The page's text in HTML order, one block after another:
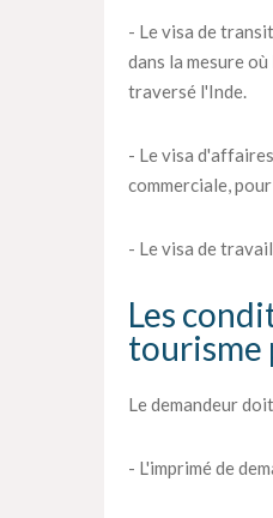
- Le visa de
dans la mesure
traversé l'Inde.
- Le visa
commerciale,
- Le visa de
Les
tourisme
Le demandeur
- L'imprimé de